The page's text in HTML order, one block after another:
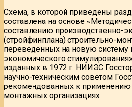
Схема, в которой приведены
составлена на основе
составлению производственно-
(стройфинплана) строительно-
переведенных на новую систему
экономического
изданных в 1972 г. НИИЭС
научно-техническим советом
рекомендованных к применению
монтажных организациях.